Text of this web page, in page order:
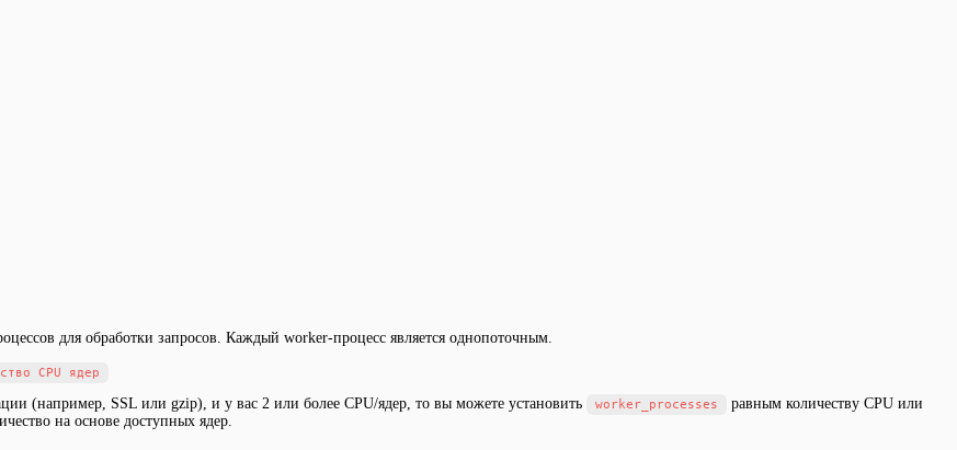
для обработки запросов. Каждый worker-процесс является однопоточным.
(например, SSL или gzip), и у вас 2 или более CPU/ядер, то вы можете установить worker_processes
равным количеству CPU или
на основе доступных ядер.